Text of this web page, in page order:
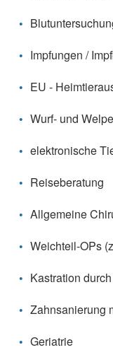
Impfungen /
EU -
Wurf- und
elektronische
Reiseberatung
Allgemeine
Weichteil-OPs
Kastration
Zahnsanierung
Geriatrie